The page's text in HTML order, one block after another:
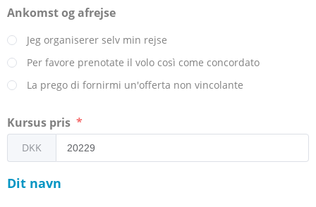
Ankomst og afrejse
Jeg organiserer selv min rejse
Per favore prenotate il volo così come concordato
La prego di fornirmi un'offerta non vincolante
Kursus pris
DKK
Dit navn